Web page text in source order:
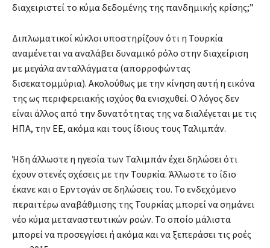
διαχειριστεί το κύμα δεδομένης της πανδημικής κρίσης;”
Διπλωματικοί κύκλοι υποστηρίζουν ότι η Τουρκία
αναμένεται να αναλάβει δυναμικό ρόλο στην διαχείριση
με μεγάλα ανταλλάγματα (απορροφώντας
δισεκατομμύρια). Ακολούθως με την κίνηση αυτή η εικόνα
της ως περιφερειακής ισχύος θα ενισχυθεί. Ο λόγος δεν
είναι άλλος από την δυνατότητας της να διαλέγεται με τις
ΗΠΑ, την ΕΕ, ακόμα και τους ίδιους τους Ταλιμπάν.
Ήδη άλλωστε η ηγεσία των Ταλιμπάν έχει δηλώσει ότι
έχουν στενές σχέσεις με την Τουρκία. Άλλωστε το ίδιο
έκανε και ο Ερντογάν σε δηλώσεις του. Το ενδεχόμενο
περαιτέρω αναβάθμισης της Τουρκίας μπορεί να σημάνει
νέο κύμα μεταναστευτικών ροών. Το οποίο μάλιστα
μπορεί να προσεγγίσει ή ακόμα και να ξεπεράσει τις ροές